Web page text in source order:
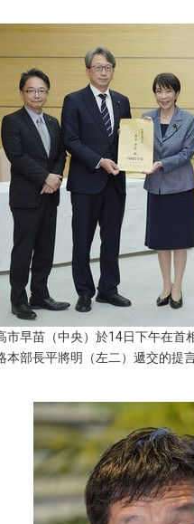
市早苗（中央）於14日下午在首
本部長平將明（左二）遞交的提